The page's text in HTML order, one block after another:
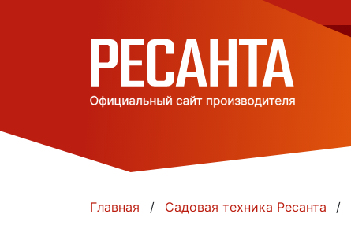
Главная Садовая техника Ресанта